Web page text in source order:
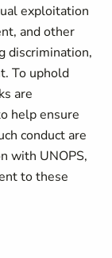
exploitation
and other
discrimination,
To uphold
are
help ensure
conduct are
with UNOPS,
to these